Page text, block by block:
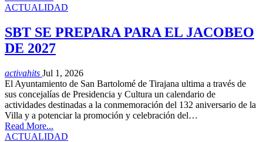
ACTUALIDAD
SBT SE PREPARA PARA EL JACOBEO
DE 2027
activahits Jul 1, 2026
El Ayuntamiento de San Bartolomé de Tirajana ultima a través de
sus concejalías de Presidencia y Cultura un calendario de
actividades destinadas a la conmemoración del 132 aniversario de la
Villa y a potenciar la promoción y celebración del…
Read More...
ACTUALIDAD